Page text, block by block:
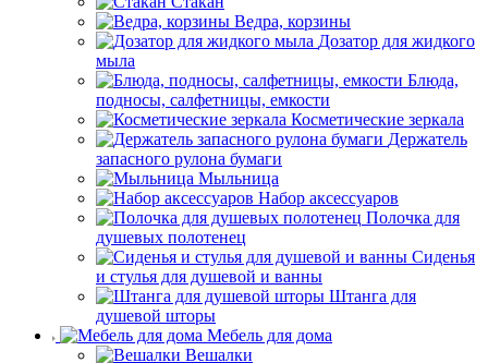
Ведра, корзины
Дозатор для жидкого
мыла
Блюда,
подносы, салфетницы, емкости
Косметические зеркала
Держатель
запасного рулона бумаги
Мыльница
Набор аксессуаров
Полочка для
душевых полотенец
Сиденья
и стулья для душевой и ванны
Штанга для
душевой шторы
Мебель для дома
Вешалки